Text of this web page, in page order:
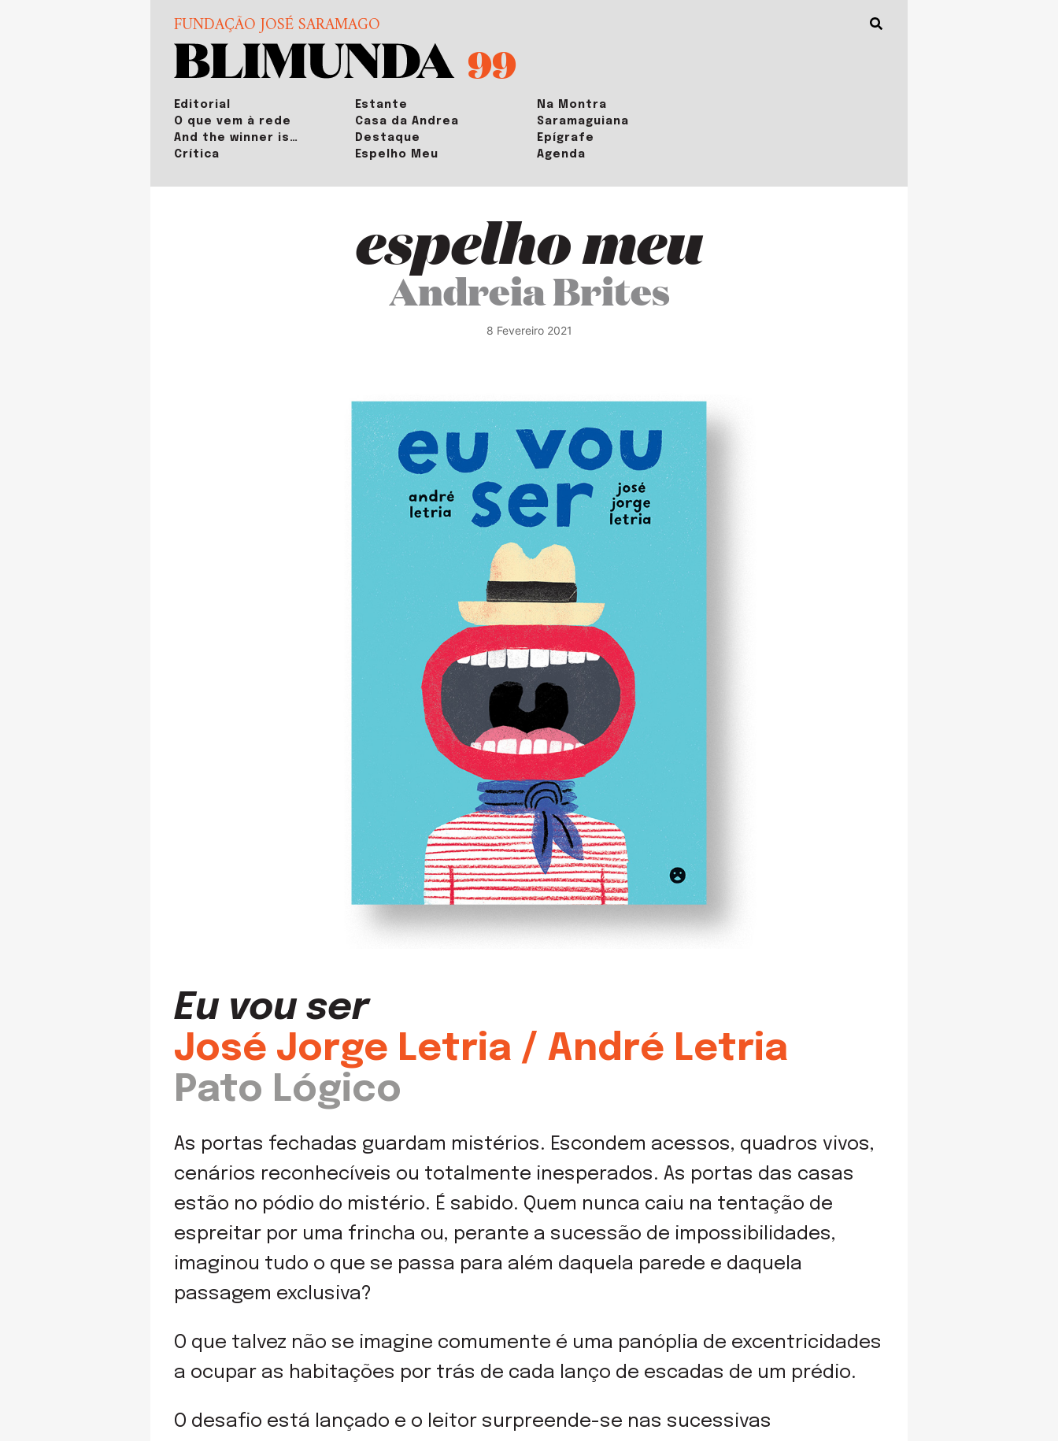
FUNDAÇÃO JOSÉ SARAMAGO
99
Editorial
O que vem à rede
And the winner is…
Crítica
Estante
Casa da Andrea
Destaque
Espelho Meu
Na Montra
Saramaguiana
Epígrafe
Agenda
espelho meu
Andreia Brites
8 Fevereiro 2021
Eu vou ser
José Jorge Letria / André Letria
Pato Lógico
As portas fechadas guardam mistérios. Escondem acessos, quadros vivos,
cenários reconhecíveis ou totalmente inesperados. As portas das casas
estão no pódio do mistério. É sabido. Quem nunca caiu na tentação de
espreitar por uma frincha ou, perante a sucessão de impossibilidades,
imaginou tudo o que se passa para além daquela parede e daquela
passagem exclusiva?
O que talvez não se imagine comumente é uma panóplia de excentricidades
a ocupar as habitações por trás de cada lanço de escadas de um prédio.
O desafio está lançado e o leitor surpreende-se nas sucessivas